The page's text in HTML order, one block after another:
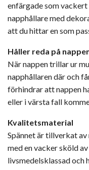
enfärgade som
napphållare med
att du hittar en som
Håller reda på
När nappen trillar ur
napphållaren där och
förhindrar att nappen
eller i värsta fall
Kvalitetsmaterial
Spännet är tillverkat
med en vacker sköld
livsmedelsklassad och